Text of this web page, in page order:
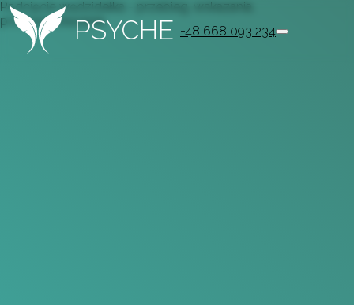
PSYCHE +48 668 093 234
Podcięcie wędzidełka - przebieg, wskazania,
przeciwwskazania